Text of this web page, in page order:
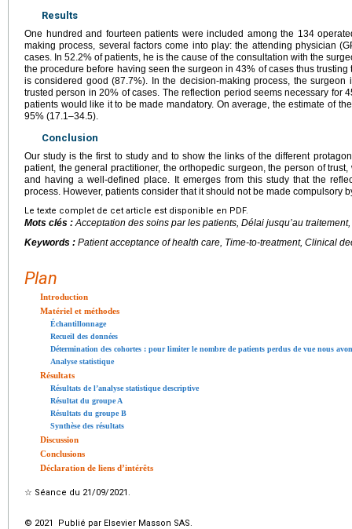
Results
One hundred and fourteen patients were included among the 134
making process, several factors come into play: the attending physician
cases. In 52.2% of patients, he is the cause of the consultation with the
the procedure before having seen the surgeon in 43% of cases thus
is considered good (87.7%). In the decision-making process, the
trusted person in 20% of cases. The reflection period seems necessary for
patients would like it to be made mandatory. On average, the estimate of
95% (17.1–34.5).
Conclusion
Our study is the first to study and to show the links of the different
patient, the general practitioner, the orthopedic surgeon, the person of
and having a well-defined place. It emerges from this study that the
process. However, patients consider that it should not be made compulsory
Le texte complet de cet article est disponible en PDF.
Mots clés :Acceptation des soins par les patients, Délai jusqu’au
Keywords : Patient acceptance of health care, Time-to-treatment, Clinical
Plan
Introduction
Matériel et méthodes
Échantillonnage
Recueil des données
Détermination des cohortes : pour limiter le nombre de patients perdus de vue nous
Analyse statistique
Résultats
Résultats de l’analyse statistique descriptive
Résultat du groupe A
Résultats du groupe B
Synthèse des résultats
Discussion
Conclusions
Déclaration de liens d’intérêts
☆ Séance du 21/09/2021.
© 2021 Publié par Elsevier Masson SAS.